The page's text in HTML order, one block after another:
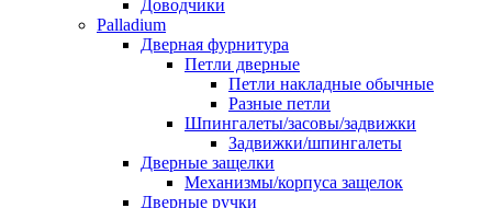
Доводчики
Palladium
Дверная фурнитура
Петли дверные
Петли накладные обычные
Разные петли
Шпингалеты/засовы/задвижки
Задвижки/шпингалеты
Дверные защелки
Механизмы/корпуса защелок
Дверные ручки